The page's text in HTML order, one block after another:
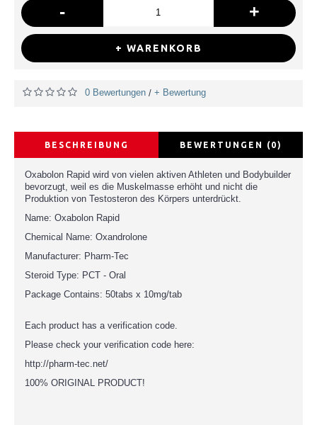
- +
+ WARENKORB
0 Bewertungen / + Bewertung
BESCHREIBUNG BEWERTUNGEN (0)
Oxabolon Rapid wird von vielen aktiven Athleten und Bodybuilder
bevorzugt, weil es die Muskelmasse erhöht und nicht die
Produktion von Testosteron des Körpers unterdrückt.
Name: Oxabolon Rapid
Chemical Name: Oxandrolone
Manufacturer: Pharm-Tec
Steroid Type: PCT - Oral
Package Contains: 50tabs x 10mg/tab
Each product has a verification code.
Please check your verification code here:
http://pharm-tec.net/
100% ORIGINAL PRODUCT!